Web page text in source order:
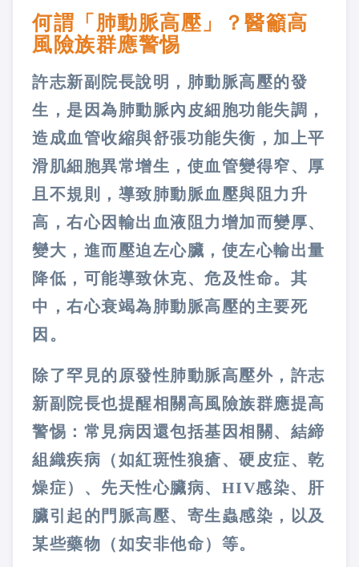
何謂「肺動脈高壓」？醫籲高
風險族群應警惕
許志新副院長說明，肺動脈高壓的發
生，是因為肺動脈內皮細胞功能失調，
造成血管收縮與舒張功能失衡，加上平
滑肌細胞異常增生，使血管變得窄、厚
且不規則，導致肺動脈血壓與阻力升
高，右心因輸出血液阻力增加而變厚、
變大，進而壓迫左心臟，使左心輸出量
降低，可能導致休克、危及性命。其
中，右心衰竭為肺動脈高壓的主要死
因。
除了罕見的原發性肺動脈高壓外，許志
新副院長也提醒相關高風險族群應提高
警惕：常見病因還包括基因相關、結締
組織疾病（如紅斑性狼瘡、硬皮症、乾
燥症）、先天性心臟病、HIV感染、肝
臟引起的門脈高壓、寄生蟲感染，以及
某些藥物（如安非他命）等。